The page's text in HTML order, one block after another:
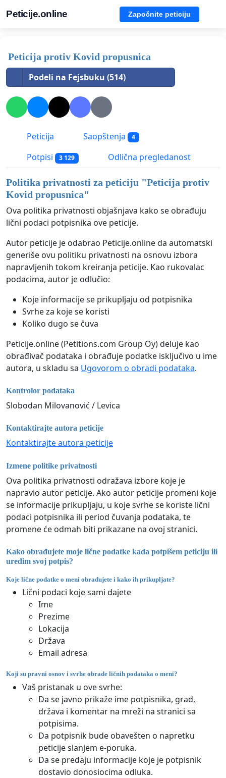
Peticije.online Započnite peticiju
Peticija protiv Kovid propusnica
Podeli na Fejsbuku (514)
Peticija Saopštenja 4
Potpisi 3 129 Odlična pregledanost
Politika privatnosti za peticiju "Peticija protiv
Kovid propusnica"
Ova politika privatnosti objašnjava kako se obrađuju
lični podaci potpisnika ove peticije.
Autor peticije je odabrao Peticije.online da automatski
generiše ovu politiku privatnosti na osnovu izbora
napravljenih tokom kreiranja peticije. Kao rukovalac
podacima, autor je odlučio:
Koje informacije se prikupljaju od potpisnika
Svrhe za koje se koristi
Koliko dugo se čuva
Peticije.online (Petitions.com Group Oy) deluje kao
obrađivač podataka i obrađuje podatke isključivo u ime
autora, u skladu sa Ugovorom o obradi podataka.
Kontrolor podataka
Slobodan Milovanović / Levica
Kontaktirajte autora peticije
Kontaktirajte autora peticije
Izmene politike privatnosti
Ova politika privatnosti odražava izbore koje je
napravio autor peticije. Ako autor peticije promeni koje
se informacije prikupljaju, u koje svrhe se koriste lični
podaci potpisnika ili period čuvanja podataka, te
promene će odmah biti prikazane na ovoj stranici.
Kako obrađujete moje lične podatke kada potpišem peticiju ili
uredim svoj potpis?
Koje lične podatke o meni obrađujete i kako ih prikupljate?
Lični podaci koje sami dajete
Ime
Prezime
Lokacija
Država
Email adresa
Koji su pravni osnov i svrhe obrade ličnih podataka o meni?
Vaš pristanak u ove svrhe:
Da se javno prikaže ime potpisnika, grad,
država i komentar na mreži na stranici sa
potpisima.
Da potpisnik bude obavešten o napretku
peticije slanjem e-poruka.
Da se predaju informacije koje je potpisnik
dostavio donosiocima odluka.